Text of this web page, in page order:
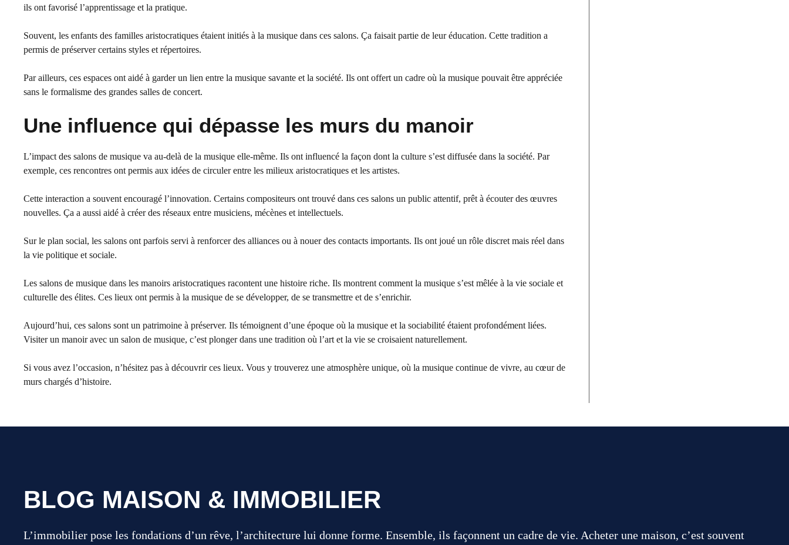
ils ont favorisé l’apprentissage et la pratique.
Souvent, les enfants des familles aristocratiques étaient initiés à la musique dans ces salons. Ça faisait partie de leur éducation. Cette tradition a
permis de préserver certains styles et répertoires.
Par ailleurs, ces espaces ont aidé à garder un lien entre la musique savante et la société. Ils ont offert un cadre où la musique pouvait être appréciée
sans le formalisme des grandes salles de concert.
Une influence qui dépasse les murs du manoir
L’impact des salons de musique va au-delà de la musique elle-même. Ils ont influencé la façon dont la culture s’est diffusée dans la société. Par
exemple, ces rencontres ont permis aux idées de circuler entre les milieux aristocratiques et les artistes.
Cette interaction a souvent encouragé l’innovation. Certains compositeurs ont trouvé dans ces salons un public attentif, prêt à écouter des œuvres
nouvelles. Ça a aussi aidé à créer des réseaux entre musiciens, mécènes et intellectuels.
Sur le plan social, les salons ont parfois servi à renforcer des alliances ou à nouer des contacts importants. Ils ont joué un rôle discret mais réel dans
la vie politique et sociale.
Les salons de musique dans les manoirs aristocratiques racontent une histoire riche. Ils montrent comment la musique s’est mêlée à la vie sociale et
culturelle des élites. Ces lieux ont permis à la musique de se développer, de se transmettre et de s’enrichir.
Aujourd’hui, ces salons sont un patrimoine à préserver. Ils témoignent d’une époque où la musique et la sociabilité étaient profondément liées.
Visiter un manoir avec un salon de musique, c’est plonger dans une tradition où l’art et la vie se croisaient naturellement.
Si vous avez l’occasion, n’hésitez pas à découvrir ces lieux. Vous y trouverez une atmosphère unique, où la musique continue de vivre, au cœur de
murs chargés d’histoire.
BLOG MAISON & IMMOBILIER
L’immobilier pose les fondations d’un rêve, l’architecture lui donne forme. Ensemble, ils façonnent un cadre de vie. Acheter une maison, c’est souvent